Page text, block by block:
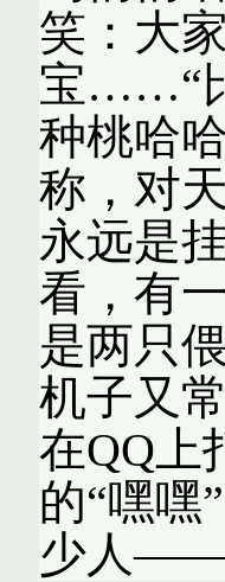
笑：大
宝……“
种桃哈
称，对
永远是
看，有
是两只
机子又
在QQ上
的“嘿嘿
少人——